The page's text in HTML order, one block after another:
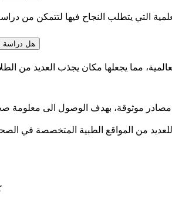
هل دراسة
مصادر موثوقة، بهدف الوصول الى معلومة
من المواقع الطبية المتخصصة في